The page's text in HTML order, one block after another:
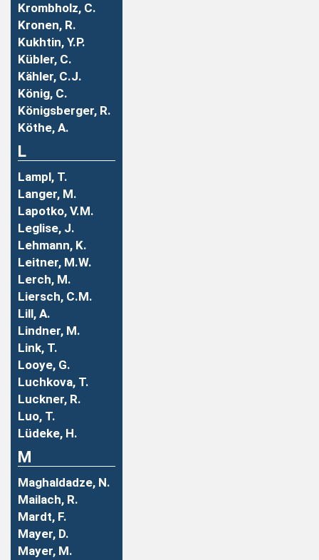
Krombholz, C.
Kronen, R.
Kukhtin, Y.P.
Kübler, C.
Kähler, C.J.
König, C.
Königsberger, R.
Köthe, A.
L
Lampl, T.
Langer, M.
Lapotko, V.M.
Leglise, J.
Lehmann, K.
Leitner, M.W.
Lerch, M.
Liersch, C.M.
Lill, A.
Lindner, M.
Link, T.
Looye, G.
Luchkova, T.
Luckner, R.
Luo, T.
Lüdeke, H.
M
Maghaldadze, N.
Mailach, R.
Mardt, F.
Mayer, D.
Mayer, M.